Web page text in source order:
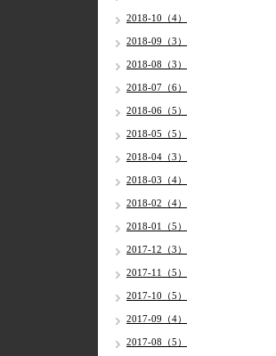
2018-10（4）
2018-09（3）
2018-08（3）
2018-07（6）
2018-06（5）
2018-05（5）
2018-04（3）
2018-03（4）
2018-02（4）
2018-01（5）
2017-12（3）
2017-11（5）
2017-10（5）
2017-09（4）
2017-08（5）